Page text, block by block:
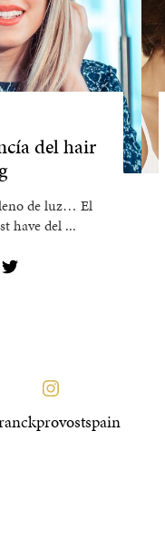
del hair
de luz… El
have del ...